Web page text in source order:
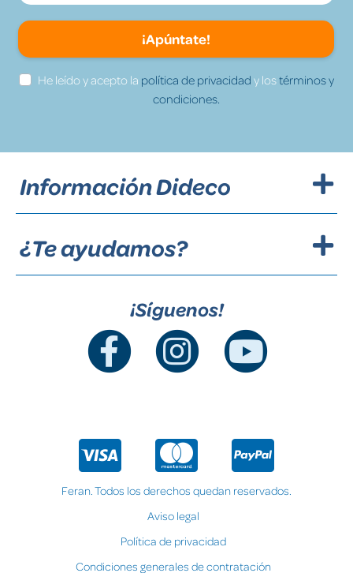
¡Apúntate!
He leído y acepto la política de privacidad y lostérminos y
condiciones.
Información Dideco
¿Te ayudamos?
¡Síguenos!
Feran. Todos los derechos quedan reservados.
Aviso legal
Política de privacidad
Condiciones generales de contratación